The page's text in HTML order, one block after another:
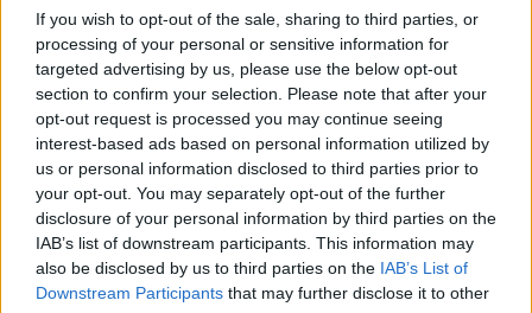
If you wish to opt-out of the sale, sharing to third parties, or
processing of your personal or sensitive information for
targeted advertising by us, please use the below opt-out
section to confirm your selection. Please note that after your
opt-out request is processed you may continue seeing
interest-based ads based on personal information utilized by
us or personal information disclosed to third parties prior to
your opt-out. You may separately opt-out of the further
disclosure of your personal information by third parties on the
IAB’s list of downstream participants. This information may
also be disclosed by us to third parties on the IAB’s List of
Downstream Participants that may further disclose it to other
Τιμή: 17,70
ΣΧΕΤΙΚΑ LINKS
Επισκεφθείτε το blog ΒΙΒΛΙΟΚΑΦΕ
Αγοράστε το βιβλίο online από τις
εκδόσεις Πατάκη